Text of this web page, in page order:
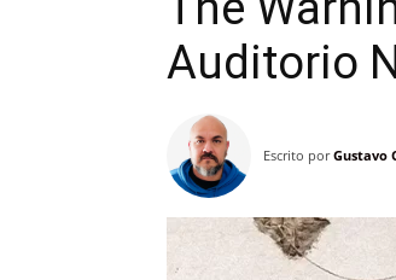
Auditorio
Escrito por Gustavo